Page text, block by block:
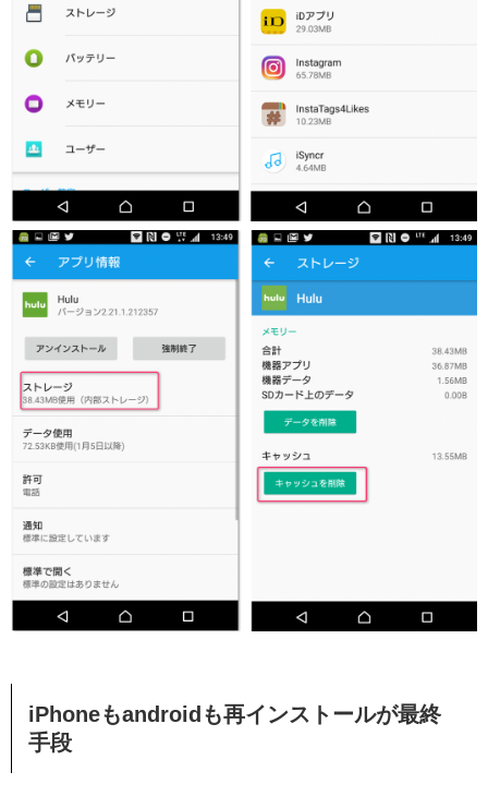
iPhoneもandroidも再インストールが最終
手段